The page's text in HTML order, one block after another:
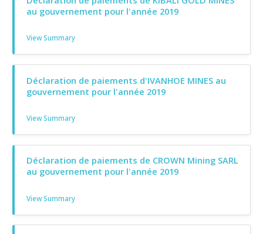
au gouvernement pour l'année 2019
View Summary
Déclaration de paiements d'IVANHOE MINES au
gouvernement pour l'année 2019
View Summary
Déclaration de paiements de CROWN Mining SARL
au gouvernement pour l'année 2019
View Summary